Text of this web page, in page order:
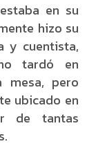
en su
hizo su
y cuentista,
tardó en
mesa, pero
ubicado en
de tantas